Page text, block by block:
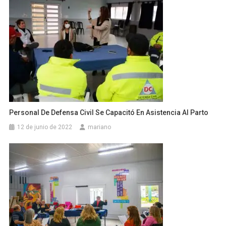
Personal De Defensa Civil Se Capacitó En Asistencia Al Parto
12 de junio de 2022 mariano